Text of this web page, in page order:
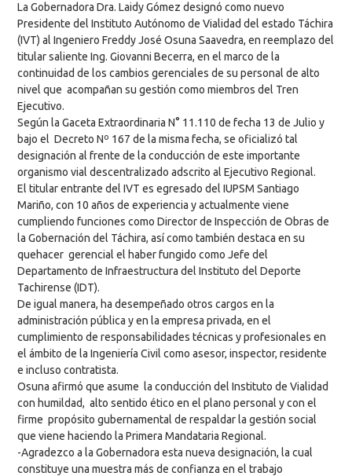
La Gobernadora Dra. Laidy Gómez designó como nuevo
Presidente del Instituto Autónomo de Vialidad del estado Táchira
(IVT) al Ingeniero Freddy José Osuna Saavedra, en reemplazo del
titular saliente Ing. Giovanni Becerra, en el marco de la
continuidad de los cambios gerenciales de su personal de alto
nivel que acompañan su gestión como miembros del Tren
Ejecutivo.
Según la Gaceta Extraordinaria N° 11.110 de fecha 13 de Julio y
bajo el Decreto Nº 167 de la misma fecha, se oficializó tal
designación al frente de la conducción de este importante
organismo vial descentralizado adscrito al Ejecutivo Regional.
El titular entrante del IVT es egresado del IUPSM Santiago
Mariño, con 10 años de experiencia y actualmente viene
cumpliendo funciones como Director de Inspección de Obras de
la Gobernación del Táchira, así como también destaca en su
quehacer gerencial el haber fungido como Jefe del
Departamento de Infraestructura del Instituto del Deporte
Tachirense (IDT).
De igual manera, ha desempeñado otros cargos en la
administración pública y en la empresa privada, en el
cumplimiento de responsabilidades técnicas y profesionales en
el ámbito de la Ingeniería Civil como asesor, inspector, residente
e incluso contratista.
Osuna afirmó que asume la conducción del Instituto de Vialidad
con humildad, alto sentido ético en el plano personal y con el
firme propósito gubernamental de respaldar la gestión social
que viene haciendo la Primera Mandataria Regional.
-Agradezco a la Gobernadora esta nueva designación, la cual
constituye una muestra más de confianza en el trabajo